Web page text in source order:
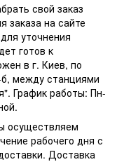
свой заказ
заказа на сайте
уточнения
готов к
в г. Киев, по
б, между станциями
График работы: Пн-
осуществляем
рабочего дня с
Доставка